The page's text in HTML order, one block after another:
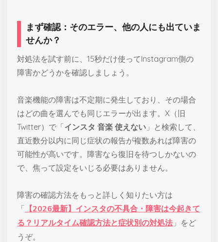
まず確認：そのエラー、他の人にも出ていま
せんか？
対処法を試す前に、15秒だけ使ってInstagram側の
障害かどうかを確認しましょう。
音楽機能の障害は不定期に発生しており、その場合
はどの曲を選んでも同じエラーが出ます。X（旧
Twitter）で「インスタ 音楽 使えない 」と検索して、
直近数分以内に同じ症状の報告が複数あれば障害の
可能性が高いです。障害なら復旧を待つしかないの
で、焦って設定をいじる必要はありません。
障害の確認方法をもっと詳しく知りたい方は
「 【2026最新】インスタの不具合・障害は今起きて
る？リアルタイム確認方法と症状別の対処法 」をど
うぞ。